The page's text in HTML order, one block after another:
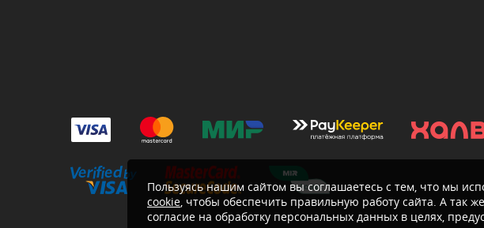
Пользуясь нашим сайтом вы соглашаетесь с тем, что мы
cookie, чтобы обеспечить правильную работу сайта. А так
согласие на обработку персональных данных в целях,